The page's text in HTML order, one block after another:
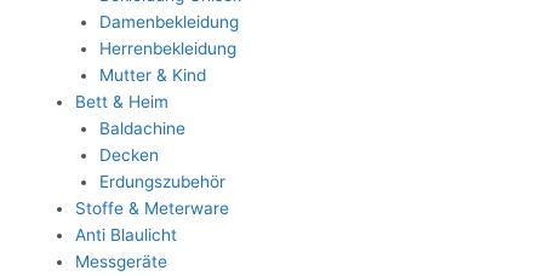
Damenbekleidung
Herrenbekleidung
Mutter & Kind
Bett & Heim
Baldachine
Decken
Erdungszubehör
Stoffe & Meterware
Anti Blaulicht
Messgeräte